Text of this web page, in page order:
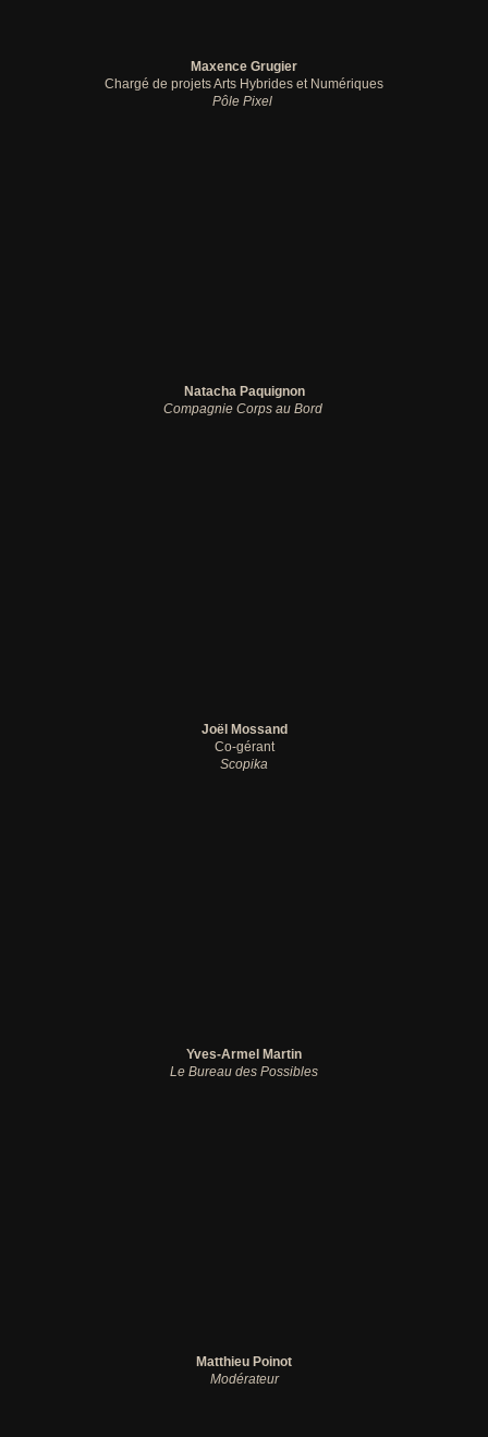
Maxence Grugier
Chargé de projets Arts Hybrides et Numériques
Pôle Pixel
Natacha Paquignon
Compagnie Corps au Bord
Joël Mossand
Co-gérant
Scopika
Yves-Armel Martin
Le Bureau des Possibles
Matthieu Poinot
Modérateur